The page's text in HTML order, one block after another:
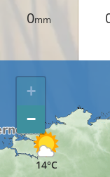
0mm
14°C
+
−